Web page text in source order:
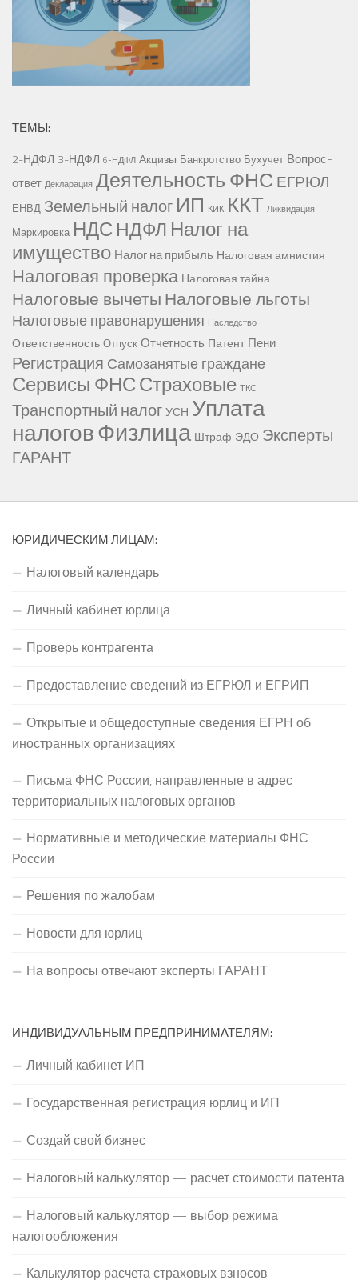
ТЕМЫ:
2-НДФЛ 3-НДФЛ 6-НДФЛ Акцизы Банкротство Бухучет Вопрос-
ответ Декларация Деятельность ФНС ЕГРЮЛ
ЕНВД Земельный налог ИП КИК ККТ Ликвидация
Маркировка НДС НДФЛ Налог на
имущество Налог на прибыль Налоговая амнистия
Налоговая проверка Налоговая тайна
Налоговые вычетыНалоговые льготы
Налоговые правонарушения Наследство
Ответственность Отпуск Отчетность Патент Пени
Регистрация Самозанятые граждане
Сервисы ФНССтраховые ТКС
Транспортный налогУСН Уплата
налоговФизлица Штраф ЭДО Эксперты
ГАРАНТ
ЮРИДИЧЕСКИМ ЛИЦАМ:
Налоговый календарь
Личный кабинет юрлица
Проверь контрагента
Предоставление сведений из ЕГРЮЛ и ЕГРИП
Открытые и общедоступные сведения ЕГРН об
иностранных организациях
Письма ФНС России, направленные в адрес
территориальных налоговых органов
Нормативные и методические материалы ФНС
России
Решения по жалобам
Новости для юрлиц
На вопросы отвечают эксперты ГАРАНТ
ИНДИВИДУАЛЬНЫМ ПРЕДПРИНИМАТЕЛЯМ:
Личный кабинет ИП
Государственная регистрация юрлиц и ИП
Создай свой бизнес
Налоговый калькулятор — расчет стоимости патента
Налоговый калькулятор — выбор режима
налогообложения
Калькулятор расчета страховых взносов